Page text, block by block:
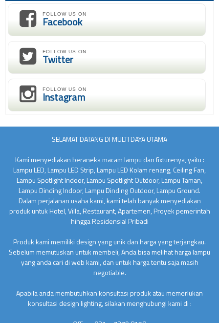
FOLLOW US ON
Facebook
FOLLOW US ON
Twitter
FOLLOW US ON
Instagram
SELAMAT DATANG DI MULTI DAYA UTAMA
Kami menyediakan beraneka macam lampu dan fixturenya, yaitu :
Lampu LED, Lampu LED Strip, Lampu LED Kolam renang, Ceiling Fan,
Lampu Spotlight Indoor, Lampu Spotlight Outdoor, Lampu Taman,
Lampu Dinding Indoor, Lampu Dinding Outdoor, Lampu Ground.
Dalam perjalanan usaha kami, kami telah banyak menyediakan
produk untuk Hotel, Villa, Restaurant, Apartemen, Proyek pemerintah
hingga Residensial Pribadi
Produk kami memiliki design yang unik dan harga yang terjangkau.
Sebelum memutuskan untuk membeli, Anda bisa melihat harga lampu
yang anda cari di web kami, dan untuk harga tentu saja masih
negotiable.
Apabila anda membutuhkan konsultasi produk atau memerlukan
konsultasi design lighting, silakan menghubungi kami di :